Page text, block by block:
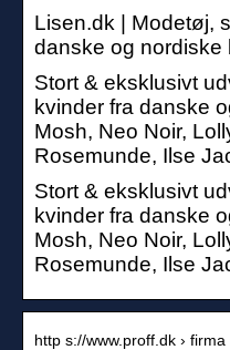
Lisen.dk | Modetøj,
danske og nordiske
Stort & eksklusivt
kvinder fra danske
Mosh, Neo Noir,
Rosemunde, Ilse
Stort & eksklusivt
kvinder fra danske
Mosh, Neo Noir,
Rosemunde, Ilse
http s://www.proff.dk › firma